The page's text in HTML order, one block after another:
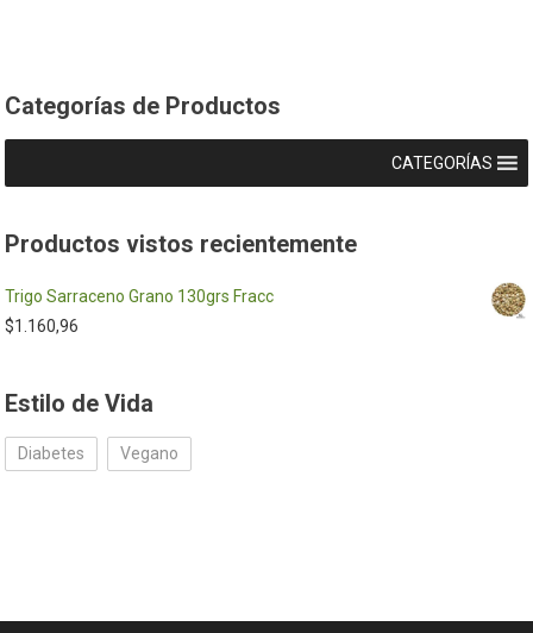
Categorías de Productos
CATEGORÍAS
Productos vistos recientemente
Trigo Sarraceno Grano 130grs Fracc
$1.160,96
Estilo de Vida
Diabetes Vegano